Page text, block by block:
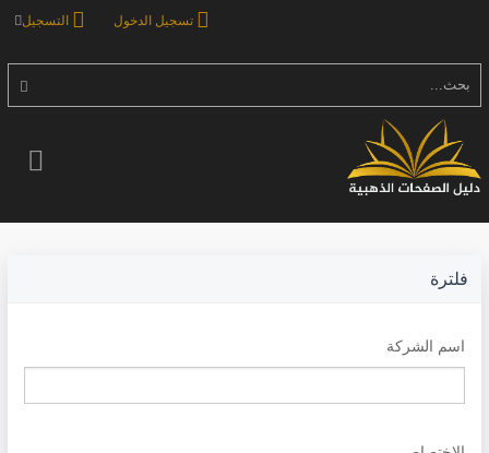
التسجيل تسجيل الدخول
بحث...
فلترة
اسم الشركة